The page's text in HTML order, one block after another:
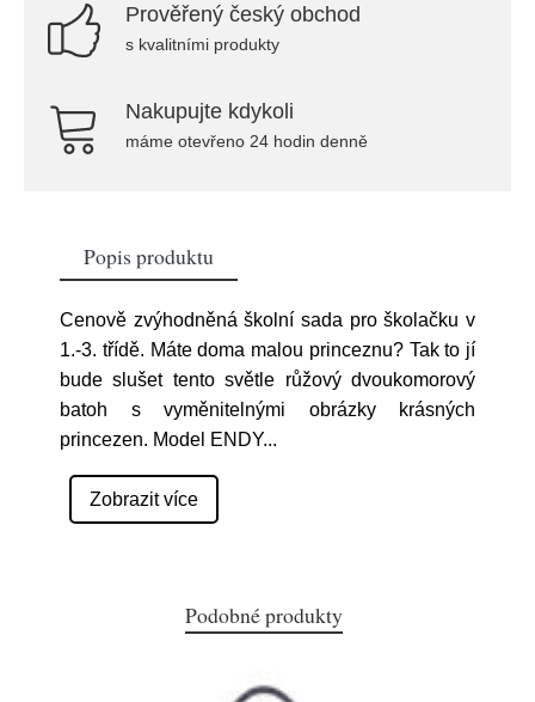
Prověřený český obchod
s kvalitními produkty
Nakupujte kdykoli
máme otevřeno 24 hodin denně
Popis produktu
Cenově zvýhodněná školní sada pro školačku v
1.-3. třídě. Máte doma malou princeznu? Tak to jí
bude slušet tento světle růžový dvoukomorový
batoh s vyměnitelnými obrázky krásných
princezen. Model ENDY...
Zobrazit více
Podobné produkty